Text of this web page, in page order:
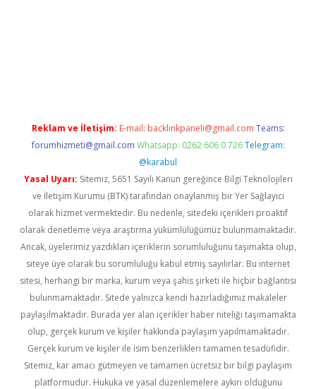
Reklam ve İletişim: E-mail: backlinkpaneli@gmail.com Teams:
forumhizmeti@gmail.com Whatsapp: 0262 606 0 726 Telegram:
@karabul
Yasal Uyarı: Sitemiz, 5651 Sayılı Kanun gereğince Bilgi Teknolojileri
ve İletişim Kurumu (BTK) tarafından onaylanmış bir Yer Sağlayıcı
olarak hizmet vermektedir. Bu nedenle, sitedeki içerikleri proaktif
olarak denetleme veya araştırma yükümlülüğümüz bulunmamaktadır.
Ancak, üyelerimiz yazdıkları içeriklerin sorumluluğunu taşımakta olup,
siteye üye olarak bu sorumluluğu kabul etmiş sayılırlar. Bu internet
sitesi, herhangi bir marka, kurum veya şahıs şirketi ile hiçbir bağlantısı
bulunmamaktadır. Sitede yalnızca kendi hazırladığımız makaleler
paylaşılmaktadır. Burada yer alan içerikler haber niteliği taşımamakta
olup, gerçek kurum ve kişiler hakkında paylaşım yapılmamaktadır.
Gerçek kurum ve kişiler ile isim benzerlikleri tamamen tesadüfidir.
Sitemiz, kar amacı gütmeyen ve tamamen ücretsiz bir bilgi paylaşım
platformudur. Hukuka ve yasal düzenlemelere aykırı olduğunu